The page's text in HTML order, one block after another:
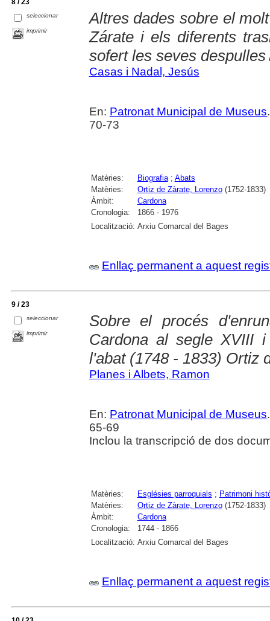
seleccionar
imprimir
Altres dades sobre el
Zárate i els diferents
sofert les seves despulles
Casas i Nadal, Jesús
En: Patronat Municipal de Museus
70-73
Matèries: Biografia; Abats
Matèries:
Ortiz de Zàrate, Lorenzo(1752-1833)
Àmbit:
Cardona
Cronologia:
1866 - 1976
Localització: Arxiu Comarcal del Bages
Enllaç permanent a aquest
9 / 23
seleccionar
imprimir
Sobre el procés
Cardona al segle XVIII
l'abat (1748 - 1833) Ortiz
Planes i Albets, Ramon
En: Patronat Municipal de Museus
65-69
Inclou la transcripció de dos
Matèries: Esglésies parroquials ; Patrimoni
Matèries:
Ortiz de Zàrate, Lorenzo(1752-1833)
Àmbit:
Cardona
Cronologia:
1744 - 1866
Localització: Arxiu Comarcal del Bages
Enllaç permanent a aquest